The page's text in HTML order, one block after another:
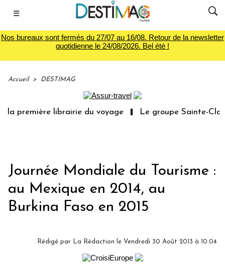
☰
Nos bureaux sont fermés du 27/07 au 16/08. Retour de la newsletter
quotidienne le 24/08/2026. Bel été !
Accueil > DESTIMAG
première librairie du voyage Le groupe Sainte-
Journée Mondiale du Tourisme :
au Mexique en 2014, au
Burkina Faso en 2015
Rédigé par La Rédaction le Vendredi 30 Août 2013 à 10:04